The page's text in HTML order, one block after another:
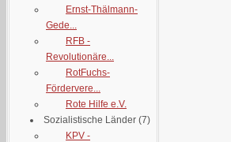
Ernst-Thälmann-
Gede...
RFB -
Revolutionäre...
RotFuchs-
Fördervere...
Rote Hilfe e.V.
Sozialistische Länder (7)
KPV -